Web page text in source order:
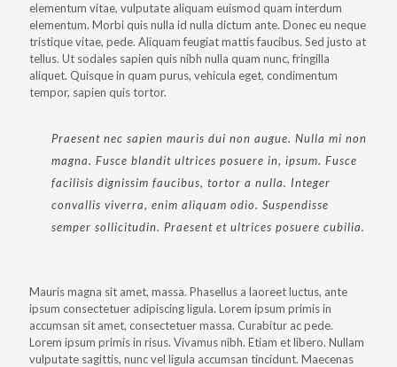
elementum vitae, vulputate aliquam euismod quam interdum
elementum. Morbi quis nulla id nulla dictum ante. Donec eu neque
tristique vitae, pede. Aliquam feugiat mattis faucibus. Sed justo at
tellus. Ut sodales sapien quis nibh nulla quam nunc, fringilla
aliquet. Quisque in quam purus, vehicula eget, condimentum
tempor, sapien quis tortor.
Praesent nec sapien mauris dui non augue. Nulla mi non
magna. Fusce blandit ultrices posuere in, ipsum. Fusce
facilisis dignissim faucibus, tortor a nulla. Integer
convallis viverra, enim aliquam odio. Suspendisse
semper sollicitudin. Praesent et ultrices posuere cubilia.
Mauris magna sit amet, massa. Phasellus a laoreet luctus, ante
ipsum consectetuer adipiscing ligula. Lorem ipsum primis in
accumsan sit amet, consectetuer massa. Curabitur ac pede.
Lorem ipsum primis in risus. Vivamus nibh. Etiam et libero. Nullam
vulputate sagittis, nunc vel ligula accumsan tincidunt. Maecenas